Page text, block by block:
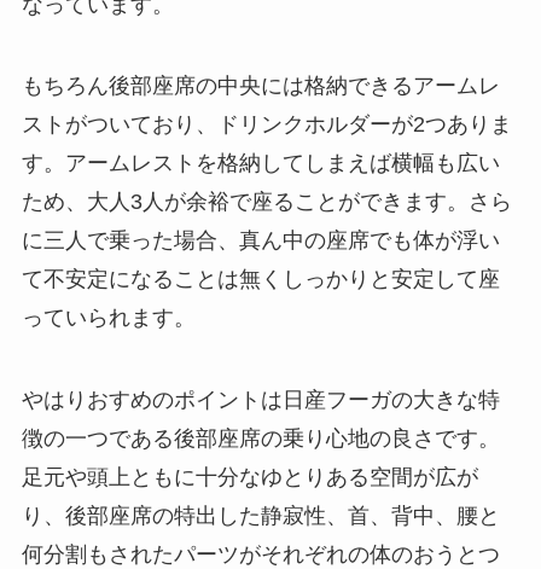
もちろん後部座席の中央には格納できるアームレ
ストがついており、ドリンクホルダーが2つありま
す。アームレストを格納してしまえば横幅も広い
ため、大人3人が余裕で座ることができます。さら
に三人で乗った場合、真ん中の座席でも体が浮い
て不安定になることは無くしっかりと安定して座
っていられます。
やはりおすめのポイントは日産フーガの大きな特
徴の一つである後部座席の乗り心地の良さです。
足元や頭上ともに十分なゆとりある空間が広が
り、後部座席の特出した静寂性、首、背中、腰と
何分割もされたパーツがそれぞれの体のおうとつ